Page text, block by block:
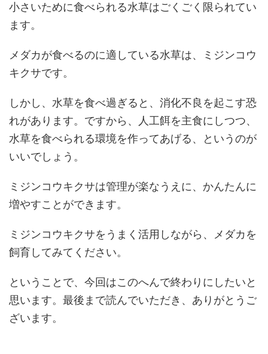
小さいために食べられる水草はごくごく限られてい
ます。
メダカが食べるのに適している水草は、ミジンコウ
キクサです。
しかし、水草を食べ過ぎると、消化不良を起こす恐
れがあります。ですから、人工餌を主食にしつつ、
水草を食べられる環境を作ってあげる、というのが
いいでしょう。
ミジンコウキクサは管理が楽なうえに、かんたんに
増やすことができます。
ミジンコウキクサをうまく活用しながら、メダカを
飼育してみてください。
ということで、今回はこのへんで終わりにしたいと
思います。最後まで読んでいただき、ありがとうご
ざいます。